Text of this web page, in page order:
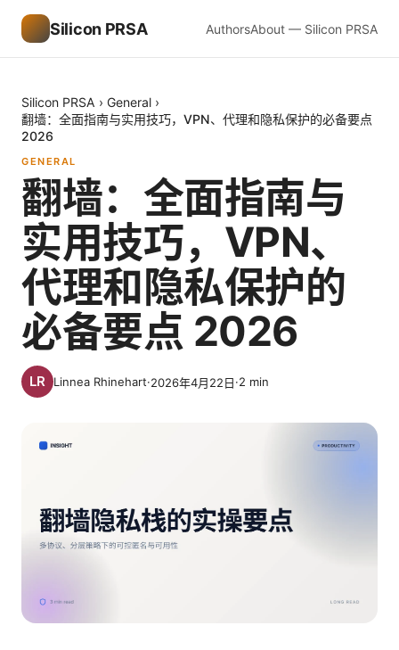
Silicon PRSA AuthorsAbout — Silicon PRSA
Silicon PRSA › General ›
翻墙：全面指南与实用技巧，VPN、代理和隐私保护的必备要点
2026
GENERAL
翻墙：全面指南与
实用技巧，VPN、
代理和隐私保护的
必备要点 2026
Linnea Rhinehart·2026年4月22日·2 min